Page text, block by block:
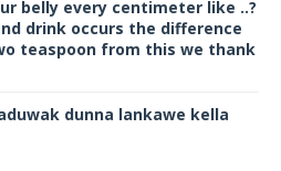
belly every centimeter like ..?
drink occurs the difference
teaspoon from this we thank
dunna lankawe kella